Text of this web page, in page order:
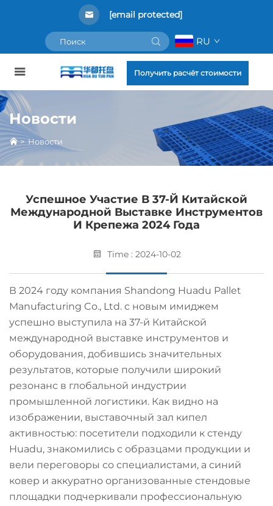
[email protected]
RU
Получить расчёт стоимости
Новости
>Новости
Успешное Участие В 37-Й Китайской
Международной Выставке Инструментов
И Крепежа 2024 Года
Time : 2024-10-02
В 2024 году компания Shandong Huadu Pallet
Manufacturing Co., Ltd. с новым имиджем
успешно выступила на 37-й Китайской
международной выставке инструментов и
оборудования, добившись значительных
результатов, которые получили широкий
резонанс в глобальной индустрии
промышленной логистики. Как видно на
изображении, выставочный зал кипел
активностью: посетители подходили к стенду
Huadu, знакомились с образцами продукции и
вели переговоры со специалистами, а синий
ковер и аккуратно организованные стендовые
площадки подчеркивали профессиональную